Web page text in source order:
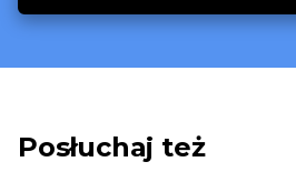
Posłuchaj też